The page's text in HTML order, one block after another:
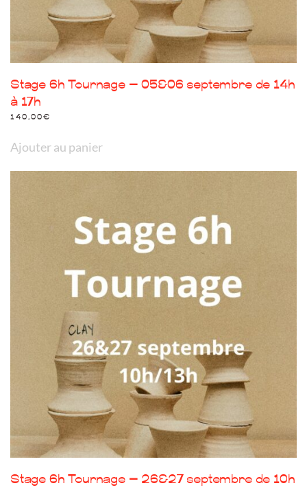
produit
Stage 6h Tournage – 05&06 septembre de 14h
à 17h
140,00€
Ajouter au panier
Stage 6h Tournage – 26&27 septembre de 10h